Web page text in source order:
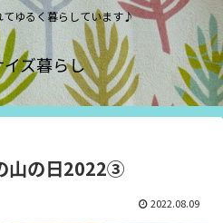
てゆるく暮らしています♪
ズ暮らし
山の日2022③
2022.08.09